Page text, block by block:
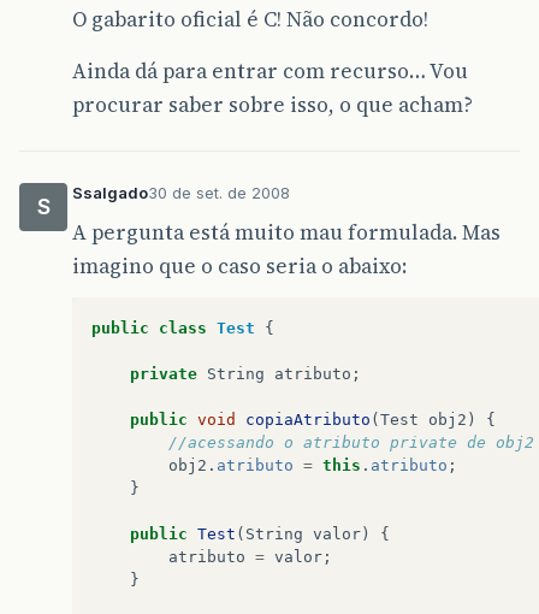
O gabarito oficial é C! Não concordo!
Ainda dá para entrar com recurso… Vou
procurar saber sobre isso, o que acham?
S
Ssalgado30 de set. de 2008
A pergunta está muito mau formulada. Mas
imagino que o caso seria o abaixo:
public class Test {
private String atributo ;
public void copiaAtributo (Test obj2 )
{
//acessando o atributo private de obj2
obj2 . atributo = this . atributo ;
}
public Test ( String valor)
{
atributo = valor ;
}